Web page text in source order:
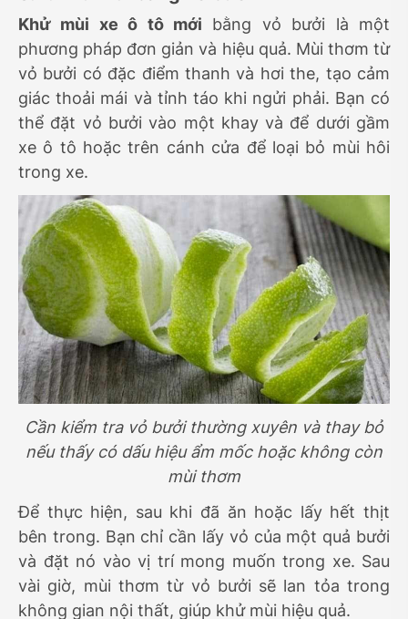
Khử mùi xe ô tô mới bằng vỏ bưởi là một
phương pháp đơn giản và hiệu quả. Mùi thơm từ
vỏ bưởi có đặc điểm thanh và hơi the, tạo cảm
giác thoải mái và tỉnh táo khi ngửi phải. Bạn có
thể đặt vỏ bưởi vào một khay và để dưới gầm
xe ô tô hoặc trên cánh cửa để loại bỏ mùi hôi
trong xe.
Cần kiểm tra vỏ bưởi thường xuyên và thay bỏ
nếu thấy có dấu hiệu ẩm mốc hoặc không còn
mùi thơm
Để thực hiện, sau khi đã ăn hoặc lấy hết thịt
bên trong. Bạn chỉ cần lấy vỏ của một quả bưởi
và đặt nó vào vị trí mong muốn trong xe. Sau
vài giờ, mùi thơm từ vỏ bưởi sẽ lan tỏa trong
không gian nội thất, giúp khử mùi hiệu quả.